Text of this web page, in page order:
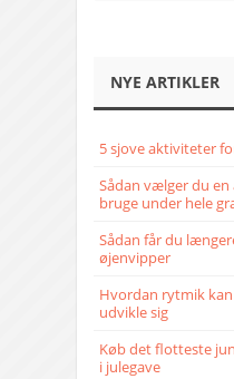
NYE ARTIKLER
5 sjove aktiviteter
Sådan vælger du
bruge under hele
Sådan får du
øjenvipper
Hvordan rytmik
udvikle sig
Køb det flotteste
i julegave